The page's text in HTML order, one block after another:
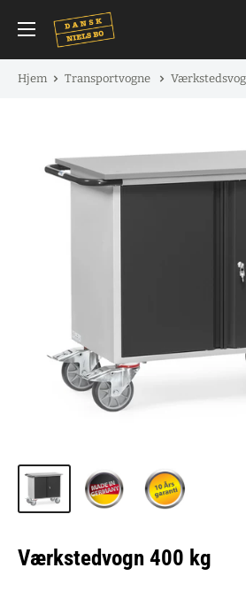
indhold
Hjem Transportvogne
Værkstedvogn 400 kg